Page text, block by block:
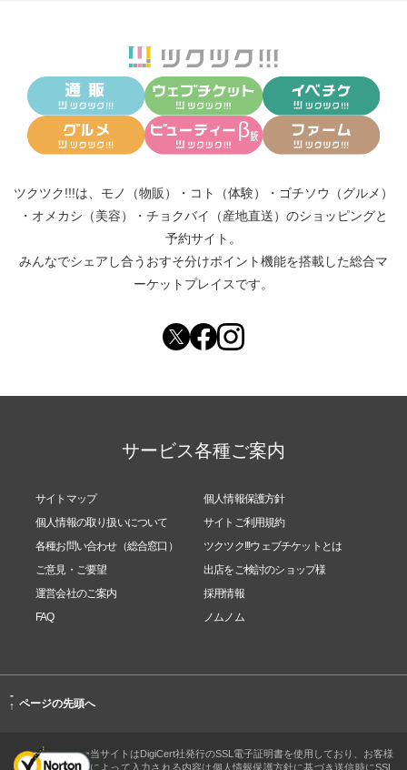
ツクツク!!!は、 モノ（物販） ・ コト（体験） ・ ゴチソウ（グルメ）
・ オメカシ（美容） ・ チョクバイ（産地直送） のショッピングと
予約サイト。
みんなでシェアし合う おすそ分けポイント機能を搭載した総合マ
ーケットプレイスです。
サービス各種ご案内
サイトマップ
個人情報保護方針
個人情報の取り扱いについて
サイトご利用規約
各種お問い合わせ（総合窓口）
ツクツク!!!ウェブチケットとは
ご意見・ご要望
出店をご検討のショップ様
運営会社のご案内
採用情報
FAQ
ノムノム
-
↑ ページの先頭へ
当サイトはDigiCert社発行のSSL電子証明書を使用しており、お客様
によって入力される内容は個人情報保護方針に基づき送信時にSSL